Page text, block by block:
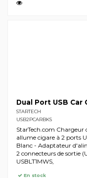
Dual Port USB Car
STARTECH
USB2PCARBKS
StarTech.com
allume cigare à 2 ports
Blanc - Adaptateur
2 connecteurs de sortie
USBLT1MWS,
En stock